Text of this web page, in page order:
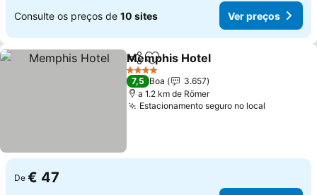
Consulte os preços de 10 sites Ver preços
PartilharAdicionar aos favoritos
Memphis Hotel
4 Estrelas
7,5 Boa
3.657
a 1.2 km de Römer
Estacionamento seguro no local
De € 47